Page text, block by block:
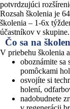
potvrdzujúci
Rozsah školenia je
školenia – 1-6x
účastníkov v skupine.
Čo sa na
V priebehu školenia
oboznámite sa
pomôckami
osvojíte si
holení,
nadobudnete